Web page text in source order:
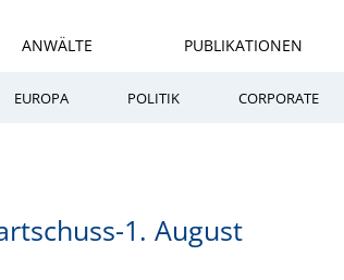
ANWÄLTE PUBLIKATIONEN
EUROPA POLITIK CORPORATE
1. August